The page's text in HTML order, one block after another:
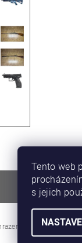
Upravit
Tento web
s jejich